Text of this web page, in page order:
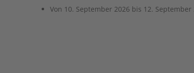
Von 10. September 2026 bis 12. September